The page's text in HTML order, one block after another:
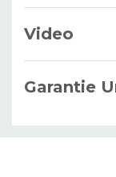
Video
Garantie